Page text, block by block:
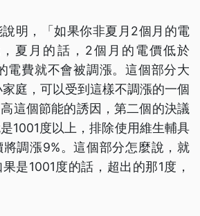
明，「如果你非夏月2個月的電
夏月的話，2個月的電價低於
電費就不會被調漲。這個部分大
庭，可以受到這樣不調漲的一個
這個節能的誘因，第二個的決議
1001度以上，排除使用維生輔具
調漲9%。這個部分怎麼說，就
是1001度的話，超出的那1度，